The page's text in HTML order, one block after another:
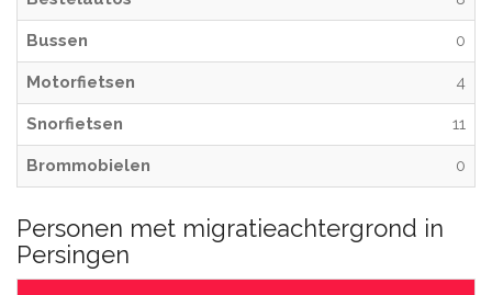
Bussen 0
Motorfietsen 4
Snorfietsen 11
Brommobielen 0
Personen met migratieachtergrond in
Persingen